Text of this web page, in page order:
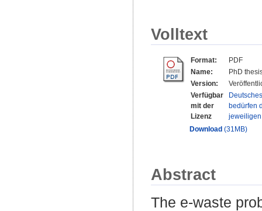
Volltext
Format:
PDF
Name:
PhD
Version:
Verfügbar
mit der
Lizenz
bedürfen
Download (31MB)
Abstract
The e-waste